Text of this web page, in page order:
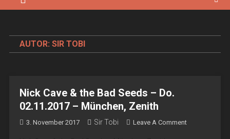
AUTOR: SIR TOBI
Nick Cave & the Bad Seeds – Do.
02.11.2017 – München, Zenith
3. November 2017 Sir Tobi Leave A CommentOn